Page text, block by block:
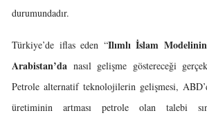
durumundadır.
Türkiye’de iflas eden “Ilımlı İslam
Arabistan’da nasıl gelişme göstereceği
Petrole alternatif teknolojilerin gelişmesi,
üretiminin artması petrole olan talebi